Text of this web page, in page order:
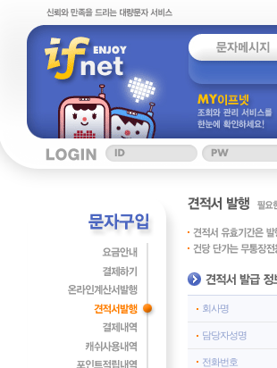
회사명
담당자성명
전화번호